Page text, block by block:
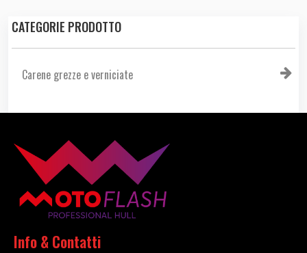
CATEGORIE PRODOTTO
Carene grezze e verniciate
Info & Contatti